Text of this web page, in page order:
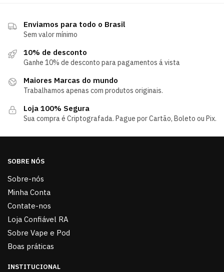
Enviamos para todo o Brasil
Sem valor mínimo
10% de desconto
Ganhe 10% de desconto para pagamentos á vista
Maiores Marcas do mundo
Trabalhamos apenas com produtos originais.
Loja 100% Segura
Sua compra é Criptografada. Pague por Cartão, Boleto ou Pix.
SOBRE NÓS
Sobre-nós
Minha Conta
Contate-nos
Loja Confiável RA
Sobre Vape e Pod
Boas práticas
INSTITUCIONAL